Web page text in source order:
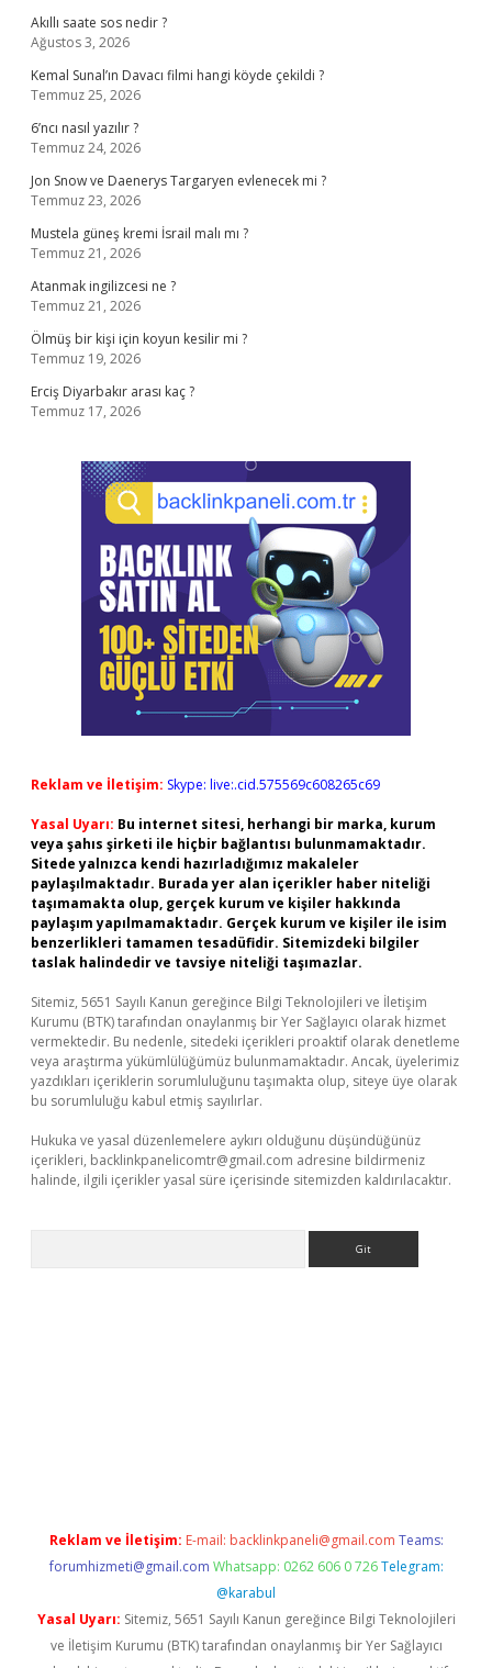
Akıllı saate sos nedir ?
Ağustos 3, 2026
Kemal Sunal’ın Davacı filmi hangi köyde çekildi ?
Temmuz 25, 2026
6’ncı nasıl yazılır ?
Temmuz 24, 2026
Jon Snow ve Daenerys Targaryen evlenecek mi ?
Temmuz 23, 2026
Mustela güneş kremi İsrail malı mı ?
Temmuz 21, 2026
Atanmak ingilizcesi ne ?
Temmuz 21, 2026
Ölmüş bir kişi için koyun kesilir mi ?
Temmuz 19, 2026
Erciş Diyarbakır arası kaç ?
Temmuz 17, 2026
Reklam ve İletişim: Skype: live:.cid.575569c608265c69
Yasal Uyarı: Bu internet sitesi, herhangi bir marka, kurum
veya şahıs şirketi ile hiçbir bağlantısı bulunmamaktadır.
Sitede yalnızca kendi hazırladığımız makaleler
paylaşılmaktadır. Burada yer alan içerikler haber niteliği
taşımamakta olup, gerçek kurum ve kişiler hakkında
paylaşım yapılmamaktadır. Gerçek kurum ve kişiler ile isim
benzerlikleri tamamen tesadüfidir. Sitemizdeki bilgiler
taslak halindedir ve tavsiye niteliği taşımazlar.
Sitemiz, 5651 Sayılı Kanun gereğince Bilgi Teknolojileri ve İletişim
Kurumu (BTK) tarafından onaylanmış bir Yer Sağlayıcı olarak hizmet
vermektedir. Bu nedenle, sitedeki içerikleri proaktif olarak denetleme
veya araştırma yükümlülüğümüz bulunmamaktadır. Ancak, üyelerimiz
yazdıkları içeriklerin sorumluluğunu taşımakta olup, siteye üye olarak
bu sorumluluğu kabul etmiş sayılırlar.
Hukuka ve yasal düzenlemelere aykırı olduğunu düşündüğünüz
içerikleri, backlinkpanelicomtr@gmail.com adresine bildirmeniz
halinde, ilgili içerikler yasal süre içerisinde sitemizden kaldırılacaktır.
Reklam ve İletişim: E-mail: backlinkpaneli@gmail.com Teams:
forumhizmeti@gmail.com Whatsapp: 0262 606 0 726 Telegram:
@karabul
Yasal Uyarı: Sitemiz, 5651 Sayılı Kanun gereğince Bilgi Teknolojileri
ve İletişim Kurumu (BTK) tarafından onaylanmış bir Yer Sağlayıcı